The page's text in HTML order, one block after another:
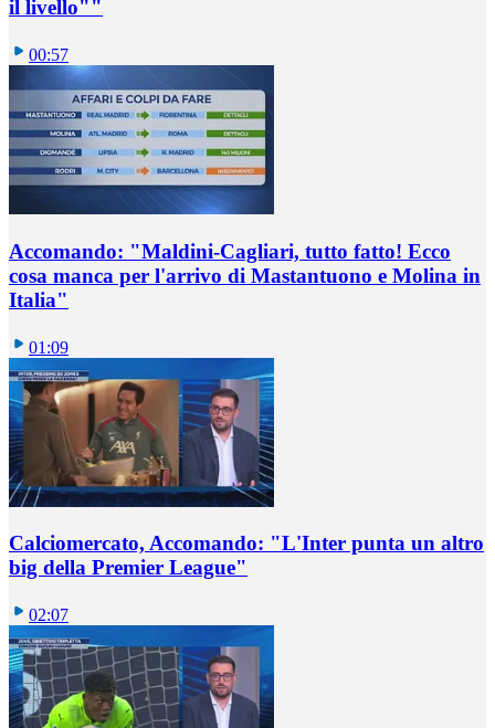
il livello""
00:57
Accomando: "Maldini-Cagliari, tutto fatto! Ecco
cosa manca per l'arrivo di Mastantuono e Molina in
Italia"
01:09
Calciomercato, Accomando: "L'Inter punta un altro
big della Premier League"
02:07